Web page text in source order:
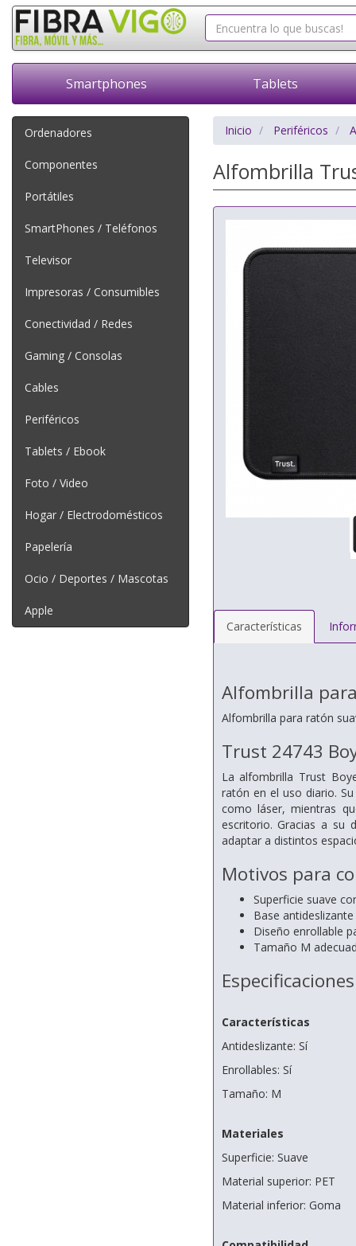
Smartphones Tablets
Ordenadores
Componentes
Portátiles
SmartPhones / Teléfonos
Televisor
Impresoras / Consumibles
Conectividad / Redes
Gaming / Consolas
Cables
Periféricos
Tablets / Ebook
Foto / Video
Hogar / Electrodomésticos
Papelería
Ocio / Deportes / Mascotas
Apple
Inicio Periféricos
Alfombrilla
Características
Alfombrilla
Alfombrilla para ratón
Trust 24743
La alfombrilla Trust
ratón en el uso diario.
como láser, mientras
escritorio. Gracias a su
adaptar a distintos
Motivos para
Superficie suave
Base
Diseño enrollable
Tamaño M
Especificaciones
Características
Antideslizante: Sí
Enrollables: Sí
Tamaño: M
Materiales
Superficie: Suave
Material superior: PET
Material inferior: Goma